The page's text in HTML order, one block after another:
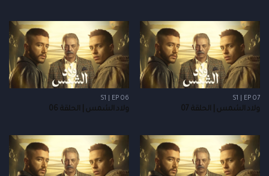
S1 | EP 07
ولاد الشمس | الحلقة 07
S1 | EP 06
ولاد الشمس | الحلقة 06